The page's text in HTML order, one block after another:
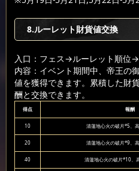
8.ルーレット財貨値交換
入口：フェス→ルーレット順位→
内容：イベント期間中、帝王の
値を獲得できます。累積した財
酬と交換できます。
得点 報酬
10 清蓮地心火の破片*5、
20 清蓮地心火の破片*9、
40 清蓮地心火の破片*10、